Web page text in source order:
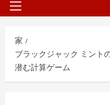
ま
プ
イ
マ
リ
メ
家
ブラックジャック ミント
潜む計算ゲーム